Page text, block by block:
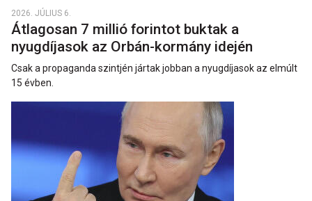
2026. JÚLIUS 6.
Átlagosan 7 millió forintot buktak a
nyugdíjasok az Orbán-kormány idején
Csak a propaganda szintjén jártak jobban a nyugdíjasok az elmúlt
15 évben.